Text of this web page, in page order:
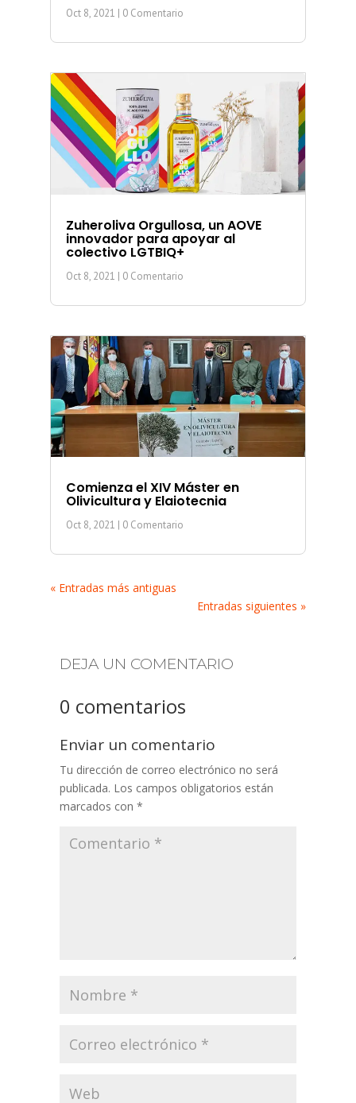
Oct 8, 2021 | 0 Comentario
Zuheroliva Orgullosa, un AOVE
innovador para apoyar al
colectivo LGTBIQ+
Oct 8, 2021 | 0 Comentario
Comienza el XIV Máster en
Olivicultura y Elaiotecnia
Oct 8, 2021 | 0 Comentario
« Entradas más antiguas
Entradas siguientes »
DEJA UN COMENTARIO
0 comentarios
Enviar un comentario
Tu dirección de correo electrónico no será
publicada. Los campos obligatorios están
marcados con *